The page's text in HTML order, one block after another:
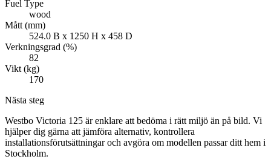
Fuel Type
wood
Mått (mm)
524.0 B x 1250 H x 458 D
Verkningsgrad (%)
82
Vikt (kg)
170
Nästa steg
Westbo Victoria 125 är enklare att bedöma i rätt miljö än på bild. Vi
hjälper dig gärna att jämföra alternativ, kontrollera
installationsförutsättningar och avgöra om modellen passar ditt hem i
Stockholm.